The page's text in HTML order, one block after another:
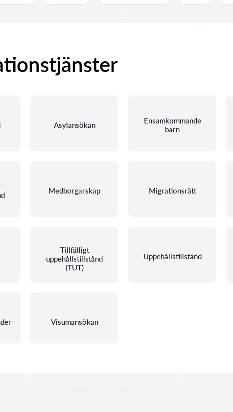
Asylansökan
Ensamkommande
barn
Medborgarskap Migrationsrätt
Tillfälligt
uppehållstillstånd
(TUT)
Uppehållstillstånd
Visumansökan